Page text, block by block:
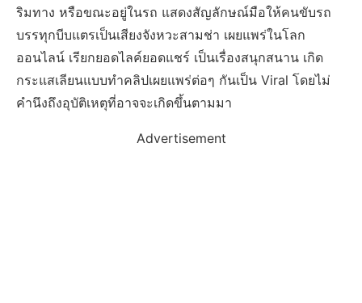
ริมทาง หรือขณะอยู่ในรถ แสดงสัญลักษณ์มือให้คนขับรถ
บรรทุกบีบแตรเป็นเสียงจังหวะสามช่า เผยแพร่ในโลก
ออนไลน์ เรียกยอดไลค์ยอดแชร์ เป็นเรื่องสนุกสนาน เกิด
กระแสเลียนแบบทำคลิปเผยแพร่ต่อๆ กันเป็น Viral โดยไม่
คำนึงถึงอุบัติเหตุที่อาจจะเกิดขึ้นตามมา
Advertisement